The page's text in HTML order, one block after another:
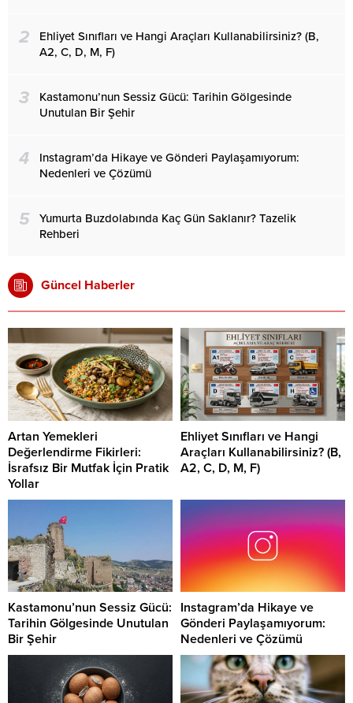
2
Ehliyet Sınıfları ve Hangi Araçları Kullanabilirsiniz? (B,
A2, C, D, M, F)
3
Kastamonu’nun Sessiz Gücü: Tarihin Gölgesinde
Unutulan Bir Şehir
4
Instagram’da Hikaye ve Gönderi Paylaşamıyorum:
Nedenleri ve Çözümü
5
Yumurta Buzdolabında Kaç Gün Saklanır? Tazelik
Rehberi
Güncel Haberler
Artan Yemekleri
Değerlendirme Fikirleri:
İsrafsız Bir Mutfak İçin Pratik
Yollar
Ehliyet Sınıfları ve Hangi
Araçları Kullanabilirsiniz? (B,
A2, C, D, M, F)
Kastamonu’nun Sessiz Gücü:
Tarihin Gölgesinde Unutulan
Bir Şehir
Instagram’da Hikaye ve
Gönderi Paylaşamıyorum:
Nedenleri ve Çözümü